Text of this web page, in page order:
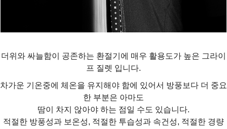
더위와 싸늘함이 공존하는 환절기에 매우 활용도가 높은 그라이
프 질렛 입니다.
차가운 기온중에 체온을 유지해야 함에 있어서 방풍보다 더 중요
한 부분은 아마도
땀이 차지 않아야 하는 점일 수도 있습니다.
적절한 방풍성과 보온성, 적절한 투습성과 속건성, 적절한 경량